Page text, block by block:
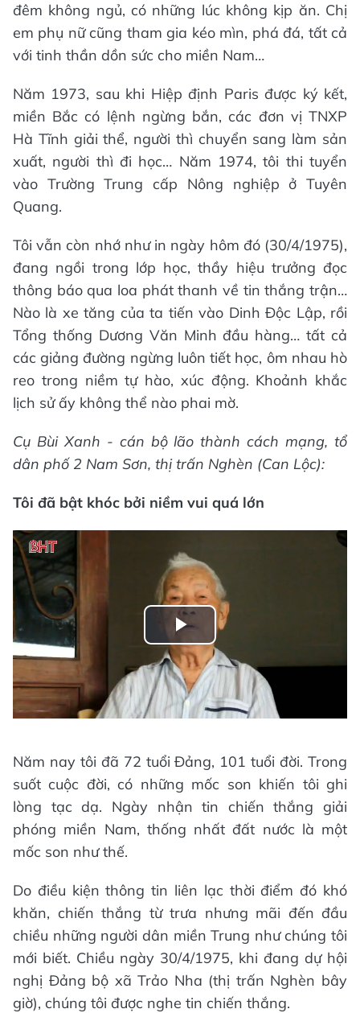
đêm không ngủ, có những lúc không kịp ăn. Chị
em phụ nữ cũng tham gia kéo mìn, phá đá, tất cả
với tinh thần dồn sức cho miền Nam…
Năm 1973, sau khi Hiệp định Paris được ký kết,
miền Bắc có lệnh ngừng bắn, các đơn vị TNXP
Hà Tĩnh giải thể, người thì chuyển sang làm sản
xuất, người thì đi học… Năm 1974, tôi thi tuyển
vào Trường Trung cấp Nông nghiệp ở Tuyên
Quang.
Tôi vẫn còn nhớ như in ngày hôm đó (30/4/1975),
đang ngồi trong lớp học, thầy hiệu trưởng đọc
thông báo qua loa phát thanh về tin thắng trận…
Nào là xe tăng của ta tiến vào Dinh Độc Lập, rồi
Tổng thống Dương Văn Minh đầu hàng… tất cả
các giảng đường ngừng luôn tiết học, ôm nhau hò
reo trong niềm tự hào, xúc động. Khoảnh khắc
lịch sử ấy không thể nào phai mờ.
Cụ Bùi Xanh - cán bộ lão thành cách mạng, tổ
dân phố 2 Nam Sơn, thị trấn Nghèn (Can Lộc):
Tôi đã bật khóc bởi niềm vui quá lớn
Play
Video
Năm nay tôi đã 72 tuổi Đảng, 101 tuổi đời. Trong
suốt cuộc đời, có những mốc son khiến tôi ghi
lòng tạc dạ. Ngày nhận tin chiến thắng giải
phóng miền Nam, thống nhất đất nước là một
mốc son như thế.
Do điều kiện thông tin liên lạc thời điểm đó khó
khăn, chiến thắng từ trưa nhưng mãi đến đầu
chiều những người dân miền Trung như chúng tôi
mới biết. Chiều ngày 30/4/1975, khi đang dự hội
nghị Đảng bộ xã Trảo Nha (thị trấn Nghèn bây
giờ), chúng tôi được nghe tin chiến thắng.